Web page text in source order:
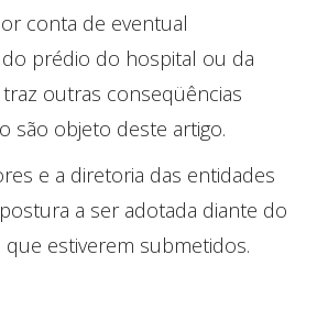
conta de eventual
prédio do hospital ou da
outras conseqüências
são objeto deste artigo.
e a diretoria das entidades
a ser adotada diante do
estiverem submetidos.